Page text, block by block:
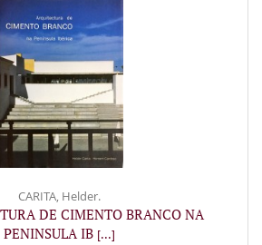
CARITA, Helder.
DE CIMENTO BRANCO NA
PENINSULA IB [...]